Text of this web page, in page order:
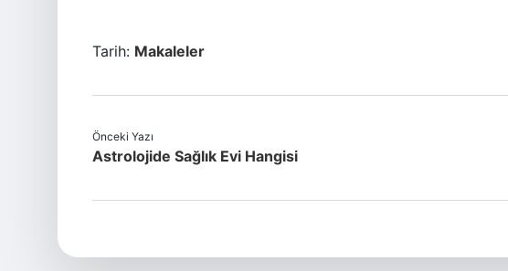
Tarih: Makaleler
Önceki Yazı
Astrolojide Sağlık Evi Hangisi